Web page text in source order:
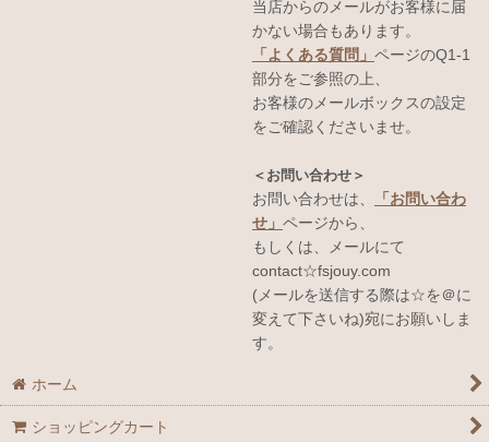
当店からのメールがお客様に届
かない場合もあります。
「よくある質問」 ページのQ1-1
部分をご参照の上、
お客様のメールボックスの設定
をご確認くださいませ。
＜お問い合わせ＞
お問い合わせは、
「お問い合わ
せ」 ページから、
もしくは、メールにて
contact☆fsjouy.com
(メールを送信する際は☆を＠に
変えて下さいね)宛にお願いしま
す。
ホーム
ショッピングカート